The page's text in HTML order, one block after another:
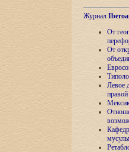
Журнал
От
От
Левое